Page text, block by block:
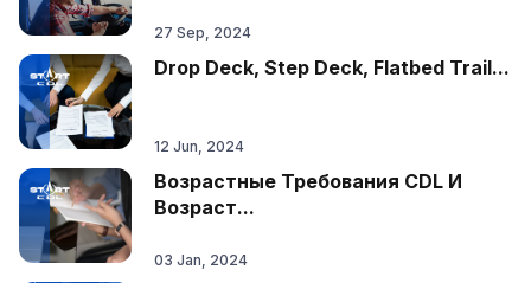
27 Sep, 2024
Drop Deck, Step Deck, Flatbed Trail...
12 Jun, 2024
Возрастные Требования CDL И
Возраст...
03 Jan, 2024